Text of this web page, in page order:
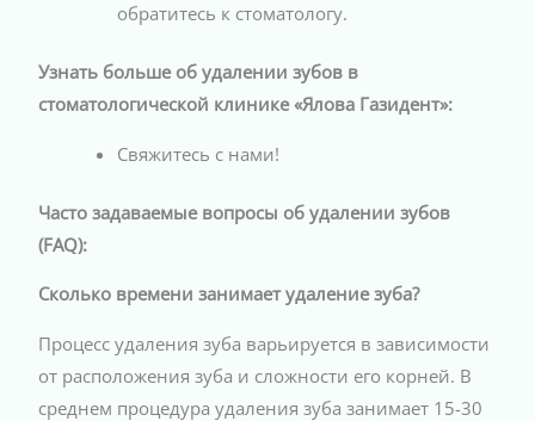
обратитесь к стоматологу.
Узнать больше об удалении зубов в
стоматологической клинике «Ялова Газидент»:
Свяжитесь с нами!
Часто задаваемые вопросы об удалении зубов
(FAQ):
Сколько времени занимает удаление зуба?
Процесс удаления зуба варьируется в зависимости
от расположения зуба и сложности его корней. В
среднем процедура удаления зуба занимает 15-30